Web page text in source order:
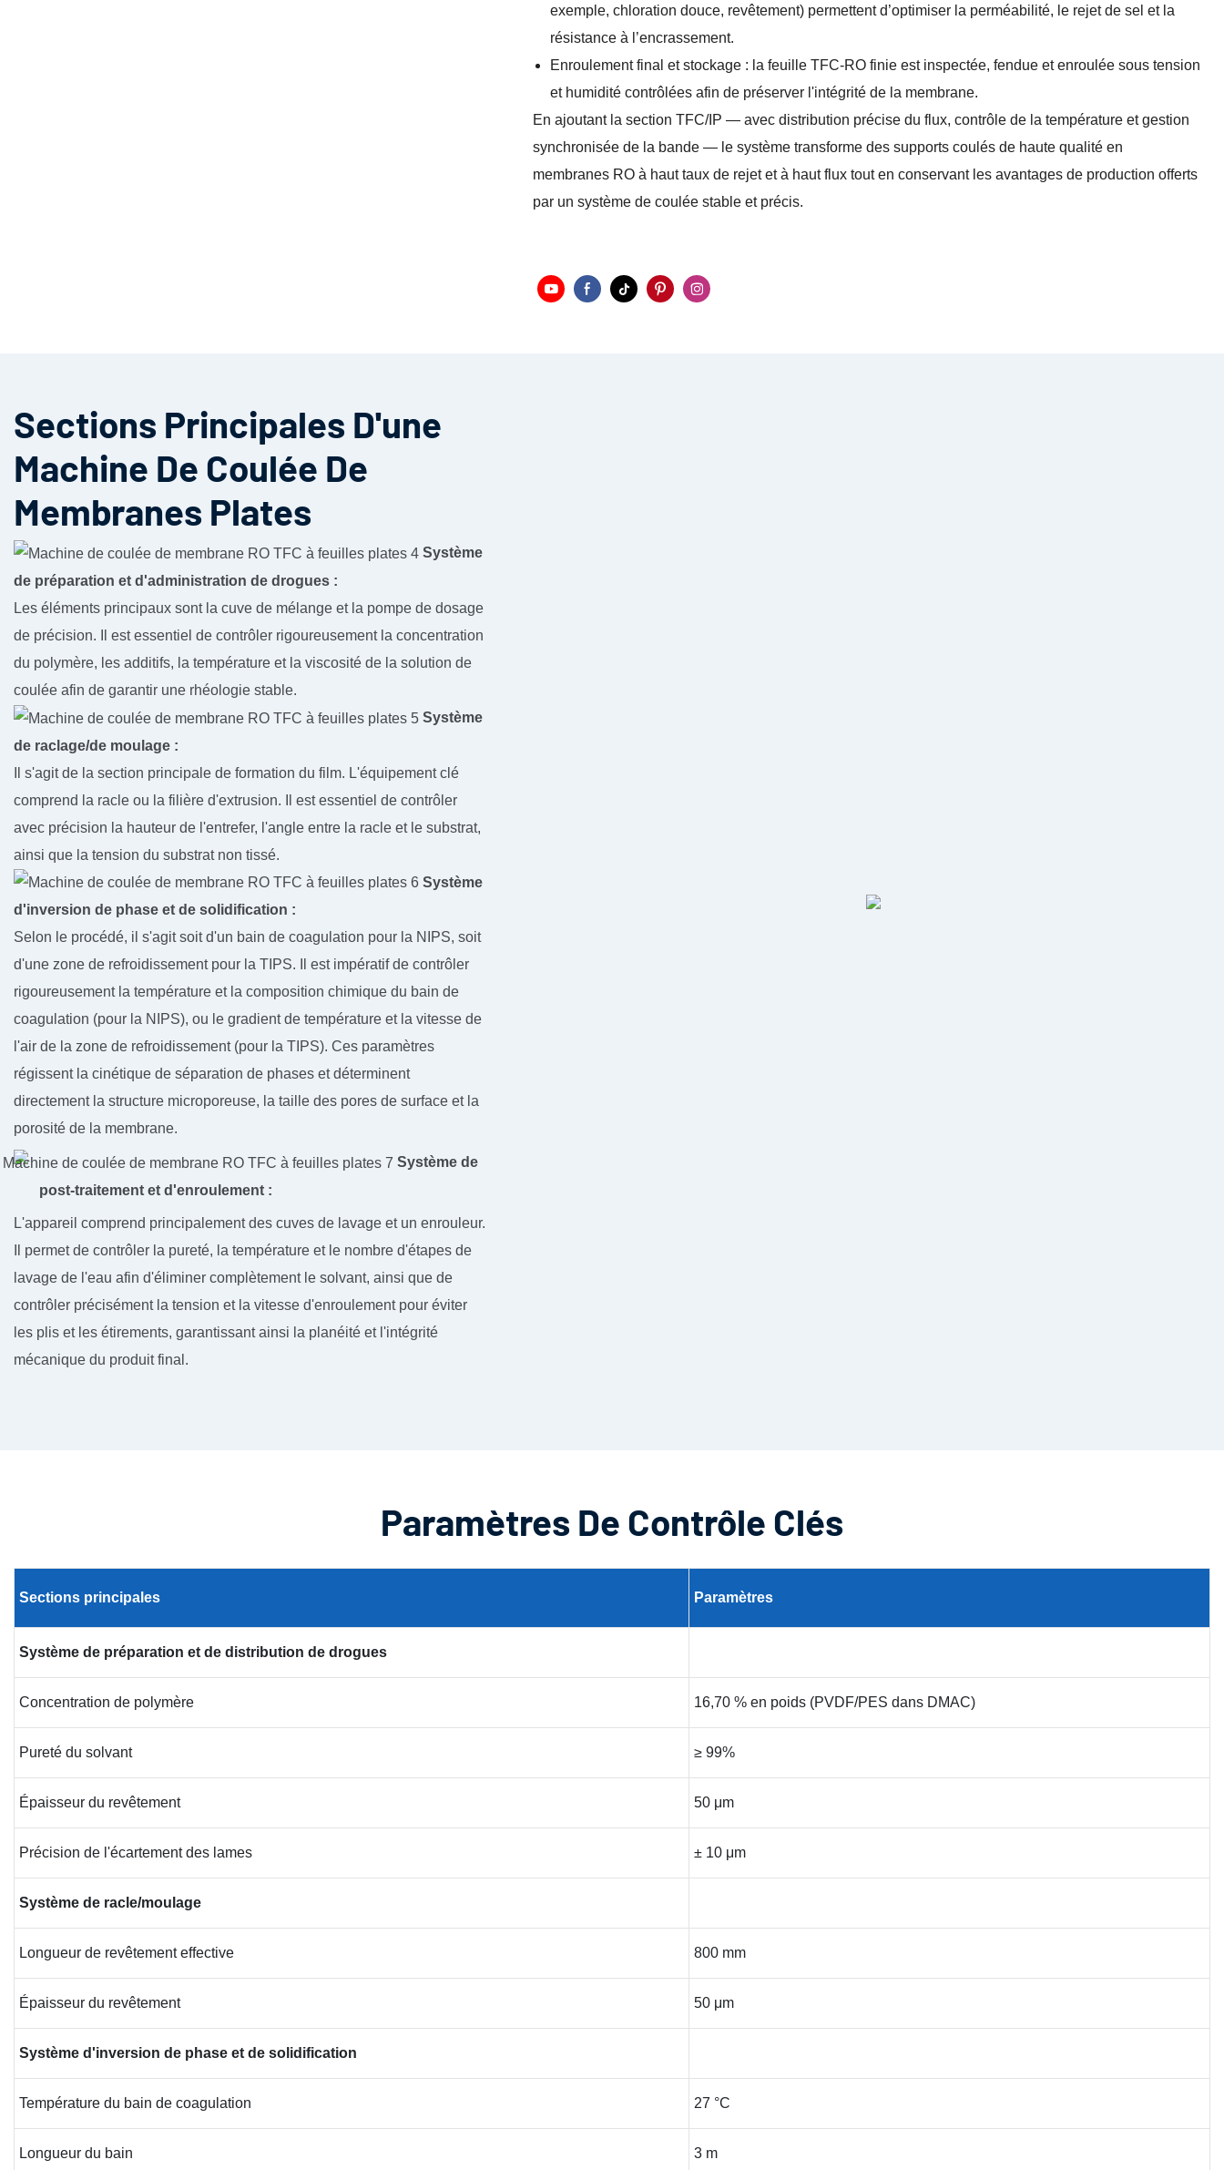
exemple, chloration douce, revêtement) permettent d’optimiser la perméabilité, le rejet de sel et la
résistance à l’encrassement.
Enroulement final et stockage : la feuille TFC-RO finie est inspectée, fendue et enroulée sous tension
et humidité contrôlées afin de préserver l'intégrité de la membrane.
En ajoutant la section TFC/IP — avec distribution précise du flux, contrôle de la température et gestion
synchronisée de la bande — le système transforme des supports coulés de haute qualité en
membranes RO à haut taux de rejet et à haut flux tout en conservant les avantages de production offerts
par un système de coulée stable et précis.
Sections Principales D'une
Machine De Coulée De
Membranes Plates
Système
de préparation et d'administration de drogues :
Les éléments principaux sont la cuve de mélange et la pompe de dosage
de précision. Il est essentiel de contrôler rigoureusement la concentration
du polymère, les additifs, la température et la viscosité de la solution de
coulée afin de garantir une rhéologie stable.
Système
de raclage/de moulage :
Il s'agit de la section principale de formation du film. L'équipement clé
comprend la racle ou la filière d'extrusion. Il est essentiel de contrôler
avec précision la hauteur de l'entrefer, l'angle entre la racle et le substrat,
ainsi que la tension du substrat non tissé.
Système
d'inversion de phase et de solidification :
Selon le procédé, il s'agit soit d'un bain de coagulation pour la NIPS, soit
d'une zone de refroidissement pour la TIPS. Il est impératif de contrôler
rigoureusement la température et la composition chimique du bain de
coagulation (pour la NIPS), ou le gradient de température et la vitesse de
l'air de la zone de refroidissement (pour la TIPS). Ces paramètres
régissent la cinétique de séparation de phases et déterminent
directement la structure microporeuse, la taille des pores de surface et la
porosité de la membrane.
Système de
post-traitement et d'enroulement :
L'appareil comprend principalement des cuves de lavage et un enrouleur.
Il permet de contrôler la pureté, la température et le nombre d'étapes de
lavage de l'eau afin d'éliminer complètement le solvant, ainsi que de
contrôler précisément la tension et la vitesse d'enroulement pour éviter
les plis et les étirements, garantissant ainsi la planéité et l'intégrité
mécanique du produit final.
Paramètres De Contrôle Clés
Sections principales Paramètres
Système de préparation et de distribution de drogues
Concentration de polymère 16,70 % en poids (PVDF/PES dans DMAC)
Pureté du solvant ≥ 99%
Épaisseur du revêtement 50 μm
Précision de l'écartement des lames ± 10 μm
Système de racle/moulage
Longueur de revêtement effective 800 mm
Épaisseur du revêtement 50 μm
Système d'inversion de phase et de solidification
Température du bain de coagulation 27 °C
Longueur du bain 3 m